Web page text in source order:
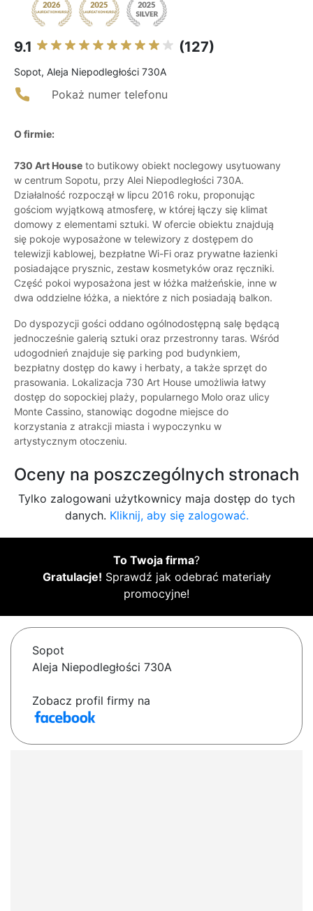
9.1 (127)
Sopot, Aleja Niepodległości 730A
Pokaż numer telefonu
O firmie:
730 Art House to butikowy obiekt noclegowy usytuowany
w centrum Sopotu, przy Alei Niepodległości 730A.
Działalność rozpoczął w lipcu 2016 roku, proponując
gościom wyjątkową atmosferę, w której łączy się klimat
domowy z elementami sztuki. W ofercie obiektu znajdują
się pokoje wyposażone w telewizory z dostępem do
telewizji kablowej, bezpłatne Wi-Fi oraz prywatne łazienki
posiadające prysznic, zestaw kosmetyków oraz ręczniki.
Część pokoi wyposażona jest w łóżka małżeńskie, inne w
dwa oddzielne łóżka, a niektóre z nich posiadają balkon.
Do dyspozycji gości oddano ogólnodostępną salę będącą
jednocześnie galerią sztuki oraz przestronny taras. Wśród
udogodnień znajduje się parking pod budynkiem,
bezpłatny dostęp do kawy i herbaty, a także sprzęt do
prasowania. Lokalizacja 730 Art House umożliwia łatwy
dostęp do sopockiej plaży, popularnego Molo oraz ulicy
Monte Cassino, stanowiąc dogodne miejsce do
korzystania z atrakcji miasta i wypoczynku w
artystycznym otoczeniu.
Oceny na poszczególnych stronach
Tylko zalogowani użytkownicy maja dostęp do tych
danych. Kliknij, aby się zalogować.
To Twoja firma?
Gratulacje! Sprawdź jak odebrać materiały
promocyjne!
Sopot
Aleja Niepodległości 730A
Zobacz profil firmy na